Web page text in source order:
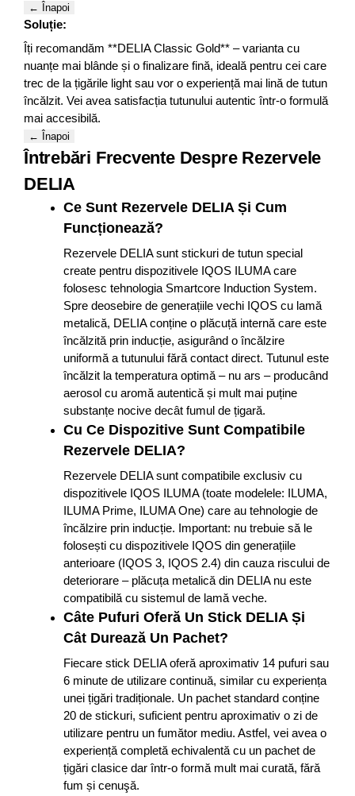
← Înapoi
Soluție:
Îți recomandăm **DELIA Classic Gold** – varianta cu
nuanțe mai blânde și o finalizare fină, ideală pentru cei care
trec de la țigările light sau vor o experiență mai lină de tutun
încălzit. Vei avea satisfacția tutunului autentic într-o formulă
mai accesibilă.
← Înapoi
Întrebări Frecvente Despre Rezervele
DELIA
Ce Sunt Rezervele DELIA Și Cum
Funcționează?
Rezervele DELIA sunt stickuri de tutun special
create pentru dispozitivele IQOS ILUMA care
folosesc tehnologia Smartcore Induction System.
Spre deosebire de generațiile vechi IQOS cu lamă
metalică, DELIA conține o plăcuță internă care este
încălzită prin inducție, asigurând o încălzire
uniformă a tutunului fără contact direct. Tutunul este
încălzit la temperatura optimă – nu ars – producând
aerosol cu aromă autentică și mult mai puține
substanțe nocive decât fumul de țigară.
Cu Ce Dispozitive Sunt Compatibile
Rezervele DELIA?
Rezervele DELIA sunt compatibile exclusiv cu
dispozitivele IQOS ILUMA (toate modelele: ILUMA,
ILUMA Prime, ILUMA One) care au tehnologie de
încălzire prin inducție. Important: nu trebuie să le
folosești cu dispozitivele IQOS din generațiile
anterioare (IQOS 3, IQOS 2.4) din cauza riscului de
deteriorare – plăcuța metalică din DELIA nu este
compatibilă cu sistemul de lamă veche.
Câte Pufuri Oferă Un Stick DELIA Și
Cât Durează Un Pachet?
Fiecare stick DELIA oferă aproximativ 14 pufuri sau
6 minute de utilizare continuă, similar cu experiența
unei țigări tradiționale. Un pachet standard conține
20 de stickuri, suficient pentru aproximativ o zi de
utilizare pentru un fumător mediu. Astfel, vei avea o
experiență completă echivalentă cu un pachet de
țigări clasice dar într-o formă mult mai curată, fără
fum și cenuşă.